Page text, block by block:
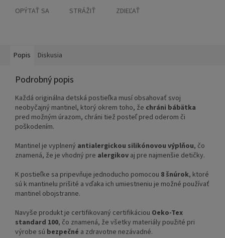
OPÝTAŤ SA STRÁŽIŤ ZDIEĽAŤ
Popis Diskusia
Podrobný popis
Každá originálna detská postieľka musí obsahovať svoj
neobyčajný mantinel, ktorý okrem toho, že chráni bábätka
pred možným úrazom, chráni tiež posteľ pred oderom či
poškodením.
Mantinel je vyplnený antialergickou silikónovou výplňou, čo
znamená, že je vhodný pre alergikov aj pre najmenšie detičky.
K postieľke sa pripevňuje jednoducho pomocou 8 šnúrok, ktoré
sú k mantinelu prišité a vďaka ich umiestneniu je možné používať
mantinel obojstranne.
Navyše produkt je certifikovaný certifikáciou Oeko-Tex
standard 100, čo znamená, že všetky materiály použité pri
výrobe sú bezpečné a zdravotne nezávadné.